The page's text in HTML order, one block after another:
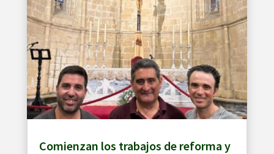
Comienzan los trabajos de reforma y